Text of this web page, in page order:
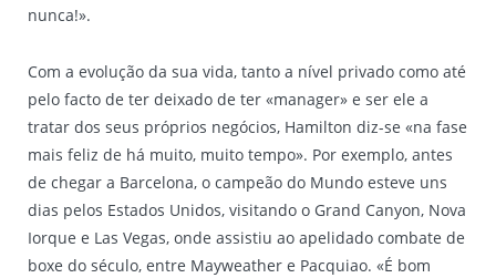
nunca!».
Com a evolução da sua vida, tanto a nível privado como até
pelo facto de ter deixado de ter «manager» e ser ele a
tratar dos seus próprios negócios, Hamilton diz-se «na fase
mais feliz de há muito, muito tempo». Por exemplo, antes
de chegar a Barcelona, o campeão do Mundo esteve uns
dias pelos Estados Unidos, visitando o Grand Canyon, Nova
Iorque e Las Vegas, onde assistiu ao apelidado combate de
boxe do século, entre Mayweather e Pacquiao. «É bom